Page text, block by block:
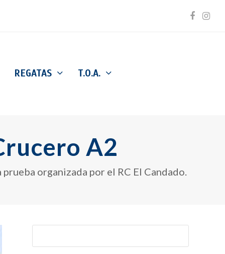
REGATAS T.O.A.
A2
organizada por el RC El Candado.